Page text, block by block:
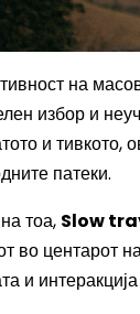
на
избор и
и тивкото,
патеки.
тоа, Slow
во центарот
и